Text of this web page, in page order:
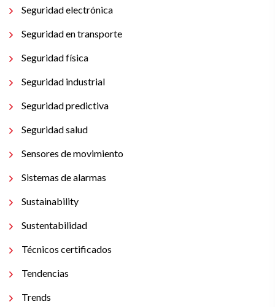
Seguridad electrónica
Seguridad en transporte
Seguridad física
Seguridad industrial
Seguridad predictiva
Seguridad salud
Sensores de movimiento
Sistemas de alarmas
Sustainability
Sustentabilidad
Técnicos certificados
Tendencias
Trends